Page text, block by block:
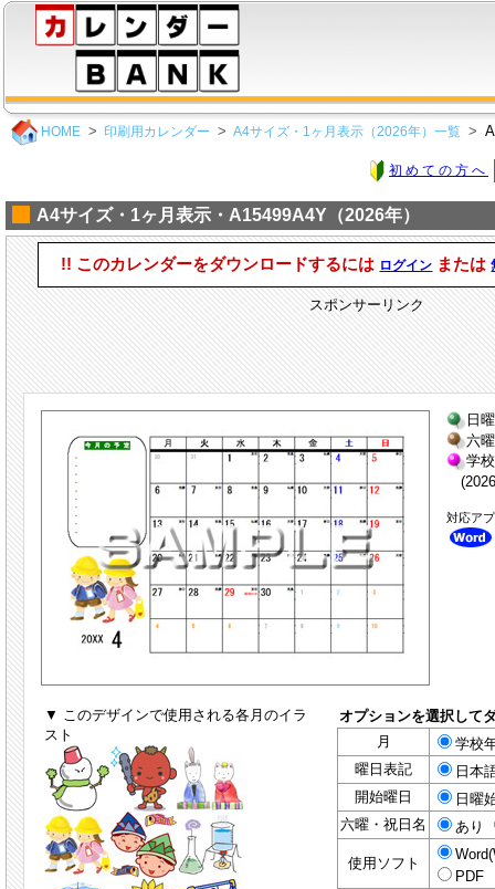
HOME 印刷用カレンダー A4サイズ・1ヶ月表示（2026年）一覧
初めての方へ
A4サイズ・1ヶ月表示・A15499A4Y（2026年）
!! このカレンダーをダウンロードするには ログイン または
スポンサーリンク
日
六
学
対応ア
▼ このデザインで使用される各月のイラ
スト
オプションを選択して
月
学校
曜日表記
日本
開始曜日
日曜
六曜・祝日名
あり
使用ソフト
PDF